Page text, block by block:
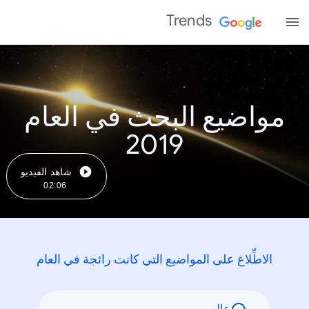
Trends
مواضيع البحث في العام
2019
شاهد الفيديو
02:06
الاطِّلاع على المواضيع التي كانت رائجة في العام